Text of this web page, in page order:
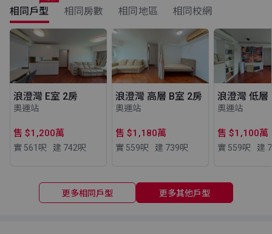
相同戶型 相同房數 相同地區 相同校網
浪澄灣 E室 2房
奧運站
售 $1,200萬
實 561 呎 建 742呎
浪澄灣 高層 B室 2房
奧運站
售 $1,180萬
實 559呎 建 739呎
浪澄灣 低層
奧運站
售 $1,100萬
實 559呎 建
更多相同戶型 更多其他戶型